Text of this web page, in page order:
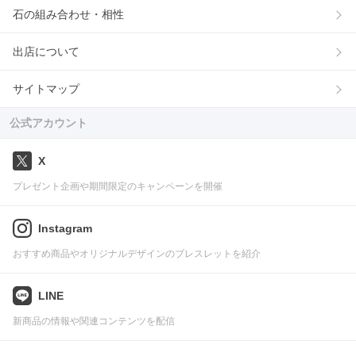
石の組み合わせ・相性
出店について
サイトマップ
公式アカウント
X
プレゼント企画や期間限定のキャンペーンを開催
Instagram
おすすめ商品やオリジナルデザインのブレスレットを紹介
LINE
新商品の情報や関連コンテンツを配信